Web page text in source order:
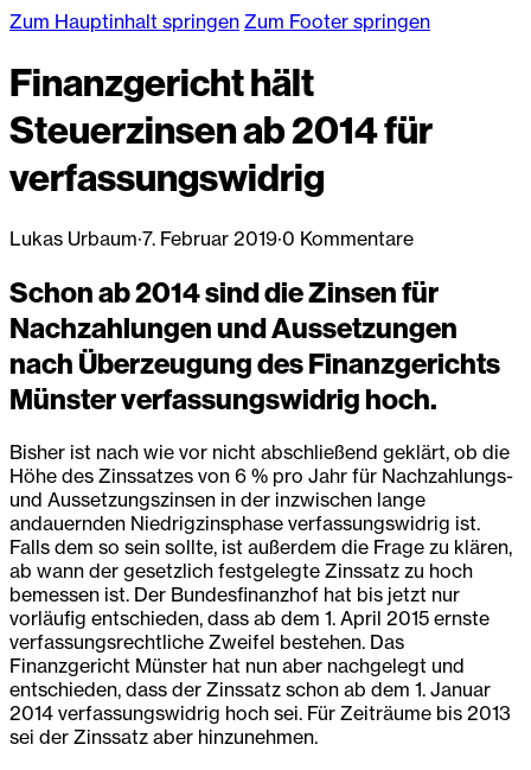
Zum Hauptinhalt springen Zum Footer springen
Finanzgericht hält
Steuerzinsen ab 2014 für
verfassungswidrig
Lukas Urbaum·7. Februar 2019·0 Kommentare
Schon ab 2014 sind die Zinsen für
Nachzahlungen und Aussetzungen
nach Überzeugung des Finanzgerichts
Münster verfassungswidrig hoch.
Bisher ist nach wie vor nicht abschließend geklärt, ob die
Höhe des Zinssatzes von 6 % pro Jahr für Nachzahlungs-
und Aussetzungszinsen in der inzwischen lange
andauernden Niedrigzinsphase verfassungswidrig ist.
Falls dem so sein sollte, ist außerdem die Frage zu klären,
ab wann der gesetzlich festgelegte Zinssatz zu hoch
bemessen ist. Der Bundesfinanzhof hat bis jetzt nur
vorläufig entschieden, dass ab dem 1. April 2015 ernste
verfassungsrechtliche Zweifel bestehen. Das
Finanzgericht Münster hat nun aber nachgelegt und
entschieden, dass der Zinssatz schon ab dem 1. Januar
2014 verfassungswidrig hoch sei. Für Zeiträume bis 2013
sei der Zinssatz aber hinzunehmen.